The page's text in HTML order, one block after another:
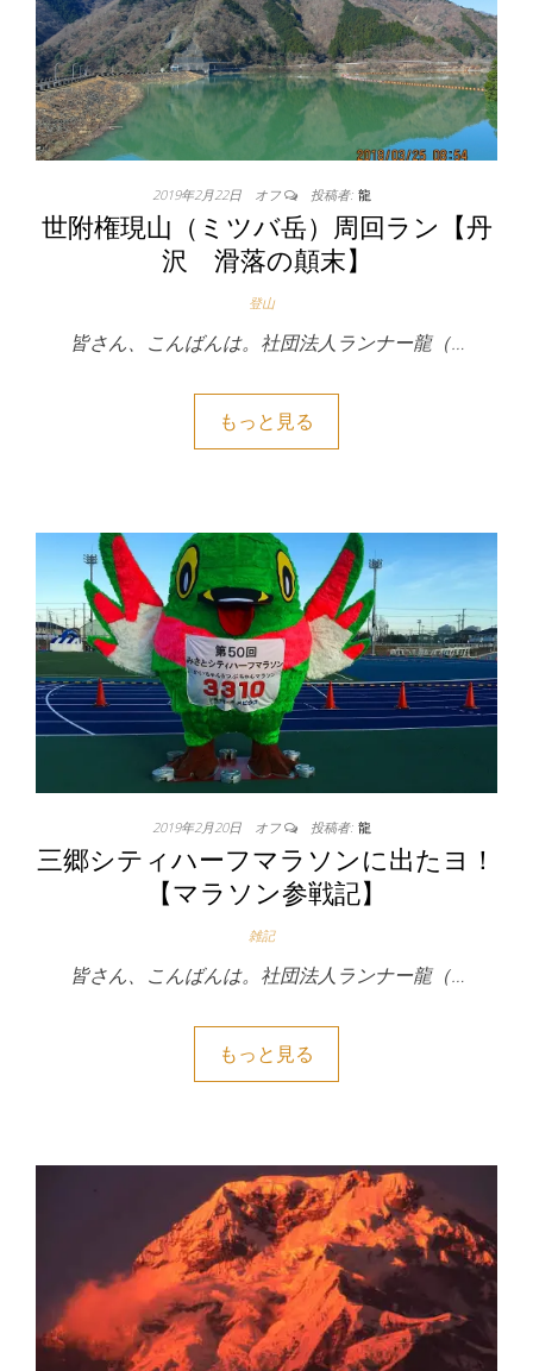
2019年2月22日 オフ 投稿者: 龍
世附権現山（ミツバ岳）周回ラン【丹
沢 滑落の顛末】
登山
皆さん、こんばんは。社団法人ランナー龍（…
もっと見る
2019年2月20日 オフ 投稿者: 龍
三郷シティハーフマラソンに出たヨ！
【マラソン参戦記】
雑記
皆さん、こんばんは。社団法人ランナー龍（…
もっと見る